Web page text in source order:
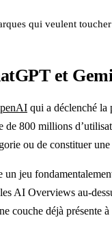
qui veulent
et
qui a déclenché la
800 millions
ou de constituer
jeu
AI Overviews au-
couche déjà présente